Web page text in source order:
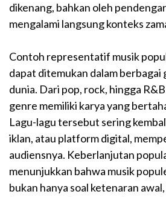
dikenang, bahkan oleh
mengalami langsung konteks
Contoh representatif musik
dapat ditemukan dalam berbagai
dunia. Dari pop, rock, hingga
genre memiliki karya yang
Lagu-lagu tersebut sering
iklan, atau platform digital,
audiensnya. Keberlanjutan
menunjukkan bahwa musik
bukan hanya soal ketenaran